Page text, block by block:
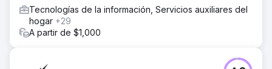
Tecnologías de la información, Servicios auxiliares del
hogar +29
A partir de $1,000